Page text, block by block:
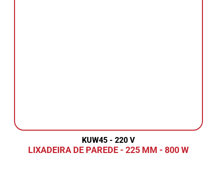
KUW45 - 220 V
LIXADEIRA DE PAREDE - 225 MM - 800 W